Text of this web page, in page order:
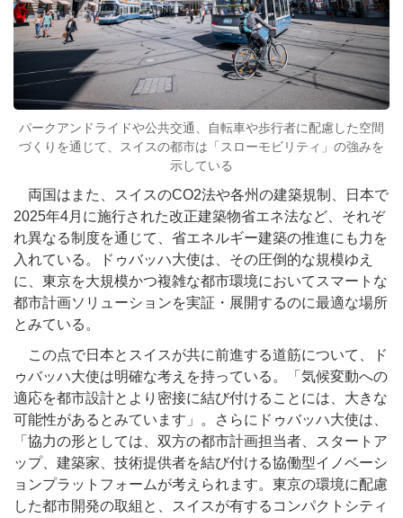
パークアンドライドや公共交通、自転車や歩行者に配慮した空間
づくりを通じて、スイスの都市は「スローモビリティ」の強みを
示している
両国はまた、スイスのCO2法や各州の建築規制、日本で
2025年4月に施行された改正建築物省エネ法など、それぞ
れ異なる制度を通じて、省エネルギー建築の推進にも力を
入れている。ドゥバッハ大使は、その圧倒的な規模ゆえ
に、東京を大規模かつ複雑な都市環境においてスマートな
都市計画ソリューションを実証・展開するのに最適な場所
とみている。
この点で日本とスイスが共に前進する道筋について、ド
ゥバッハ大使は明確な考えを持っている。「気候変動への
適応を都市設計とより密接に結び付けることには、大きな
可能性があるとみています」。さらにドゥバッハ大使は、
「協力の形としては、双方の都市計画担当者、スタートア
ップ、建築家、技術提供者を結び付ける協働型イノベーシ
ョンプラットフォームが考えられます。東京の環境に配慮
した都市開発の取組と、スイスが有するコンパクトシティ